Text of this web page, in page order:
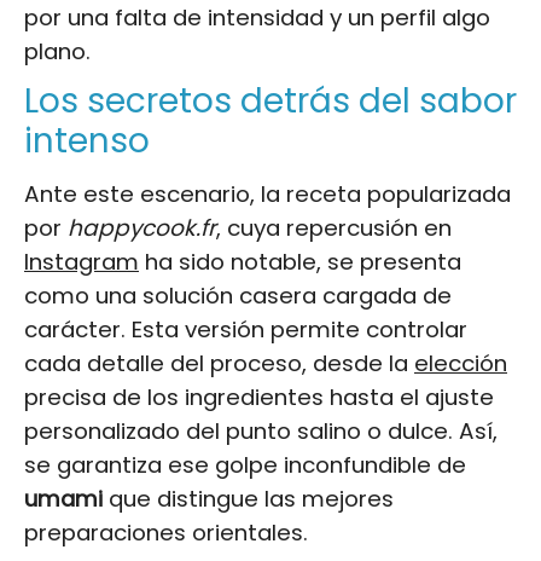
por una falta de intensidad y un perfil algo
plano.
Los secretos detrás del sabor
intenso
Ante este escenario, la receta popularizada
por happycook.fr, cuya repercusión en
Instagram ha sido notable, se presenta
como una solución casera cargada de
carácter. Esta versión permite controlar
cada detalle del proceso, desde la elección
precisa de los ingredientes hasta el ajuste
personalizado del punto salino o dulce. Así,
se garantiza ese golpe inconfundible de
umami que distingue las mejores
preparaciones orientales.